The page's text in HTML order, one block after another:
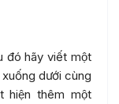
đó hãy viết một
dưới cùng
hiện thêm một